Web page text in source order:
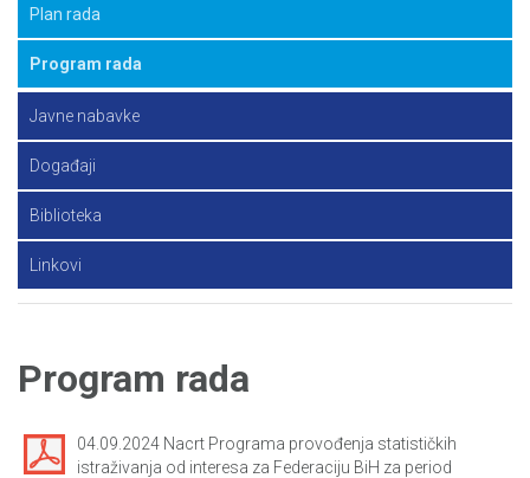
Plan rada
Program rada
Javne nabavke
Događaji
Biblioteka
Linkovi
Program rada
04.09.2024 Nacrt Programa provođenja statističkih
istraživanja od interesa za Federaciju BiH za period